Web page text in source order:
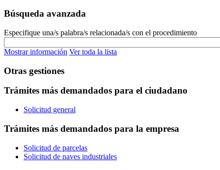
Búsqueda avanzada
Especifique una/s palabra/s relacionada/s con el procedimiento
Mostrar información Ver toda la lista
Otras gestiones
Trámites más demandados para el ciudadano
Solicitud general
Trámites más demandados para la empresa
Solicitud de parcelas
Solicitud de naves industriales